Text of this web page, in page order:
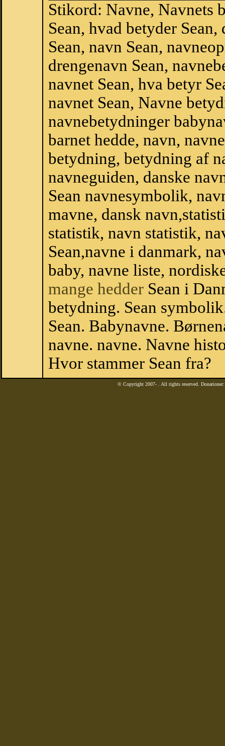
Stikord: Navne, Navnets
Sean, hvad betyder
Sean, navn Sean,
drengenavn Sean,
navnet Sean, hva betyr
navnet Sean, Navne
navnebetydninger
barnet hedde, navn,
betydning, betydning af
navneguiden, danske
Sean navnesymbolik,
mavne, dansk
statistik, navn statistik,
Sean,navne i danmark,
baby, navne liste,
mange hedder Sean i
betydning. Sean
Sean. Babynavne.
navne. navne. Navne
Hvor stammer Sean fra?
© Copyright 2007- . All rights reserved.